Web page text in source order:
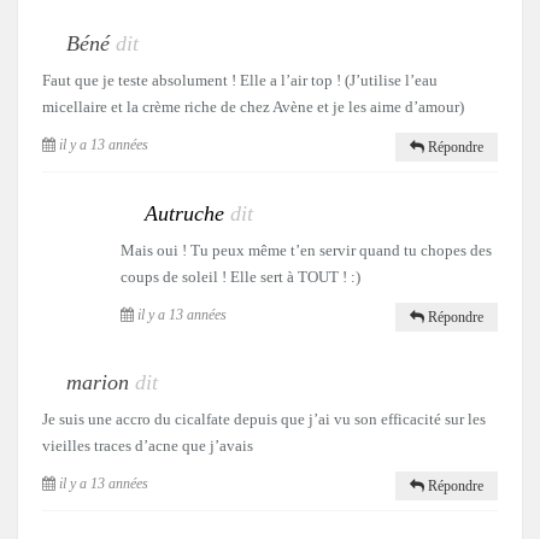
Béné dit
Faut que je teste absolument ! Elle a l’air top ! (J’utilise l’eau
micellaire et la crème riche de chez Avène et je les aime d’amour)
il y a 13 années Répondre
Autruche dit
Mais oui ! Tu peux même t’en servir quand tu chopes des
coups de soleil ! Elle sert à TOUT ! :)
il y a 13 années Répondre
marion dit
Je suis une accro du cicalfate depuis que j’ai vu son efficacité sur les
vieilles traces d’acne que j’avais
il y a 13 années Répondre